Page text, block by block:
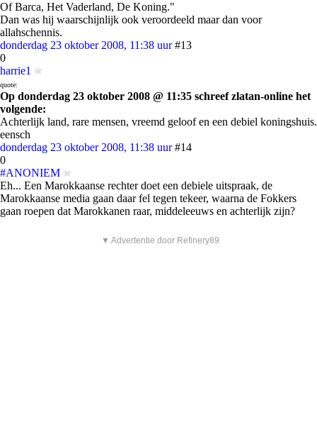
Of Barca, Het Vaderland, De Koning."
Dan was hij waarschijnlijk ook veroordeeld maar dan voor
allahschennis.
donderdag 23 oktober 2008, 11:38 uur #13
0
harrie1
quote:
Op donderdag 23 oktober 2008 @ 11:35 schreef zlatan-online het
volgende:
Achterlijk land, rare mensen, vreemd geloof en een debiel koningshuis.
eensch
donderdag 23 oktober 2008, 11:38 uur #14
0
#ANONIEM
Eh... Een Marokkaanse rechter doet een debiele uitspraak, de
Marokkaanse media gaan daar fel tegen tekeer, waarna de Fokkers
gaan roepen dat Marokkanen raar, middeleeuws en achterlijk zijn?
▼ Advertentie door Refinery89